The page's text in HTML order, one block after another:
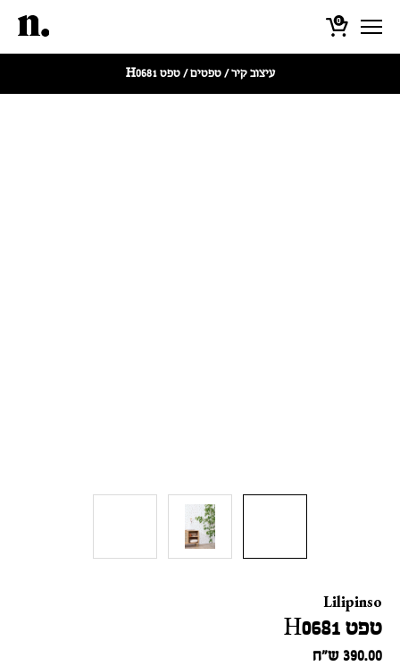
0
עיצוב קיר/טפטים/ טפט H0681
Lilipinso
טפט H0681
390.00 ש״ח